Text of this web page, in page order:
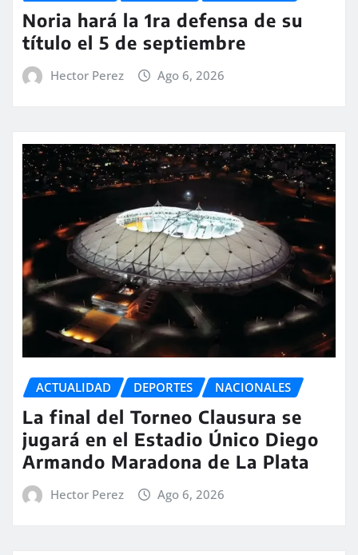
Noria hará la 1ra defensa de su
título el 5 de septiembre
Hector Perez Ago 6, 2026
ACTUALIDAD DEPORTES NACIONALES
La final del Torneo Clausura se
jugará en el Estadio Único Diego
Armando Maradona de La Plata
Hector Perez Ago 6, 2026